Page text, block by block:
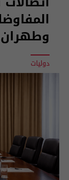
وطهران
دوليات